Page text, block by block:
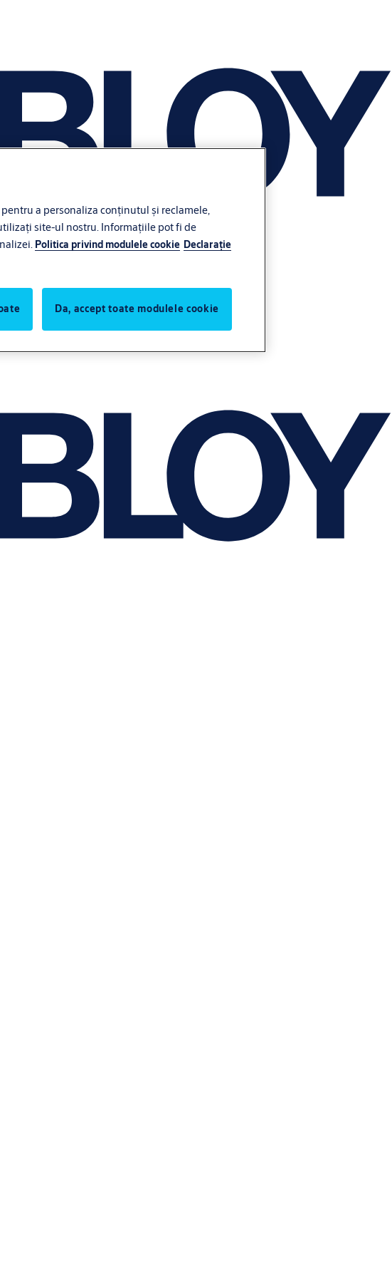
a personaliza conținutul și reclamele,
site-ul nostru. Informațiile pot fi de
Politica privind modulele cookie Declaraţie
Da, accept toate modulele cookie